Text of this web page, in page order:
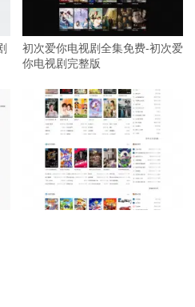
初次爱你电视剧全集免费-初次爱
你电视剧完整版